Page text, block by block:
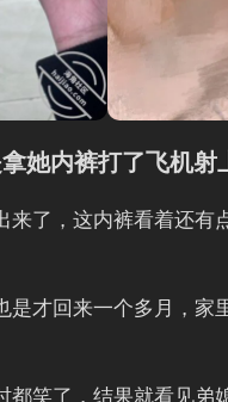
她内裤打了飞机射
了，这内裤看着还有
才回来一个多月，家
笑了，结果就看见弟